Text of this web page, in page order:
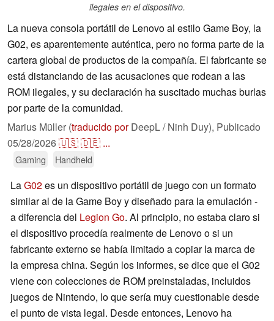
ilegales en el dispositivo.
La nueva consola portátil de Lenovo al estilo Game Boy, la
G02, es aparentemente auténtica, pero no forma parte de la
cartera global de productos de la compañía. El fabricante se
está distanciando de las acusaciones que rodean a las
ROM ilegales, y su declaración ha suscitado muchas burlas
por parte de la comunidad.
Marius Müller (traducido porDeepL / Ninh Duy), Publicado
05/28/2026🇺🇸🇩🇪 ...
Gaming Handheld
LaG02es un dispositivo portátil de juego con un formato
similar al de la Game Boy y diseñado para la emulación -
a diferencia del Legion Go. Al principio, no estaba claro si
el dispositivo procedía realmente de Lenovo o si un
fabricante externo se había limitado a copiar la marca de
la empresa china. Según los informes, se dice que el G02
viene con colecciones de ROM preinstaladas, incluidos
juegos de Nintendo, lo que sería muy cuestionable desde
el punto de vista legal. Desde entonces, Lenovo ha